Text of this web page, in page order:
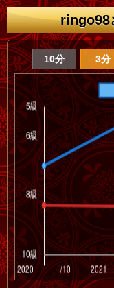
ringo98
10分 3分